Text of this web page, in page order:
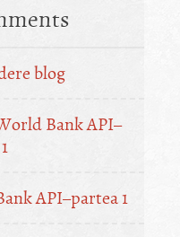
blog
Bank API–
API–partea 1